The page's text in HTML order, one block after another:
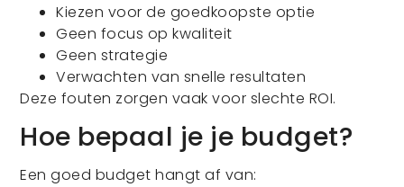
Kiezen voor de goedkoopste optie
Geen focus op kwaliteit
Geen strategie
Verwachten van snelle resultaten
Deze fouten zorgen vaak voor slechte ROI.
Hoe bepaal je je budget?
Een goed budget hangt af van: